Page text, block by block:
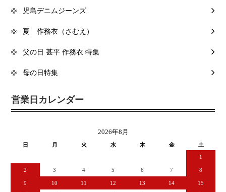
児島デニムジーンズ
夏 作務衣（さむえ）
父の日 甚平 作務衣 特集
母の日特集
営業日カレンダー
2026年8月
日 月 火 水 木 金
土
1
2 3 4 5 6 7 8
9 10 11 12 13 14 15